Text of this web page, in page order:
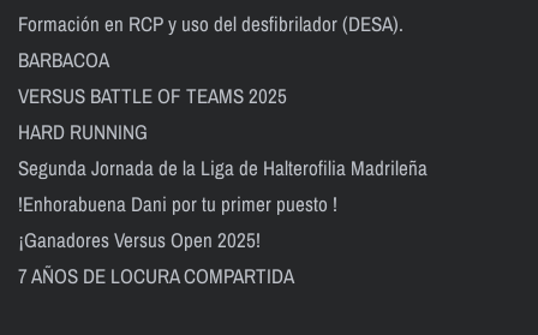
Formación en RCP y uso del desfibrilador (DESA).
BARBACOA
VERSUS BATTLE OF TEAMS 2025
HARD RUNNING
Segunda Jornada de la Liga de Halterofilia Madrileña
!Enhorabuena Dani por tu primer puesto !
¡Ganadores Versus Open 2025!
7 AÑOS DE LOCURA COMPARTIDA